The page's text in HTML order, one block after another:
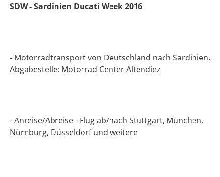
SDW - Sardinien Ducati Week 2016
- Motorradtransport von Deutschland nach Sardinien.
Abgabestelle: Motorrad Center Altendiez
- Anreise/Abreise - Flug ab/nach Stuttgart, München,
Nürnburg, Düsseldorf und weitere